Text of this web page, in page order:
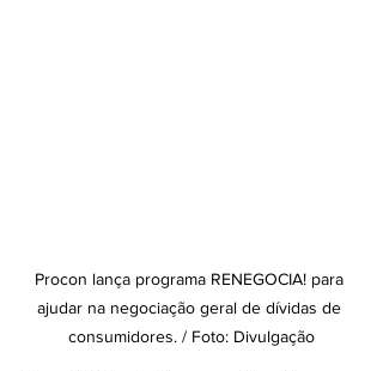
Procon lança programa RENEGOCIA! para
ajudar na negociação geral de dívidas de
consumidores. / Foto: Divulgação